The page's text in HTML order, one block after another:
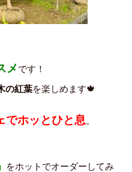
メです！
の紅葉を楽しめます🍁
でホッとひと息。
をホットでオーダーしてみ